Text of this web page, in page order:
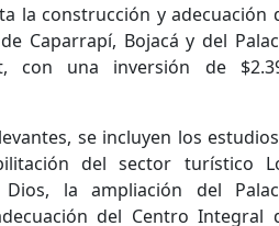
la construcción y adecuación
Caparrapí, Bojacá y del
con una inversión de
se incluyen los
del sector turístico
la ampliación del
del Centro Integral